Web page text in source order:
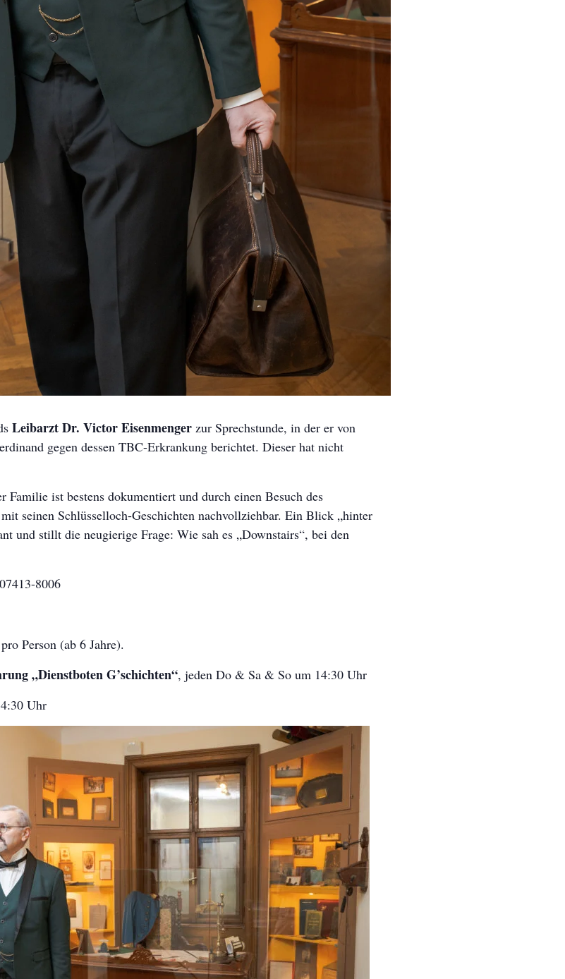
Leibarzt Dr. Victor Eisenmenger zur Sprechstunde, in der er von
gegen dessen TBC-Erkrankung berichtet. Dieser hat nicht
Familie ist bestens dokumentiert und durch einen Besuch des
seinen Schlüsselloch-Geschichten nachvollziehbar. Ein Blick „hinter
und stillt die neugierige Frage: Wie sah es „Downstairs“, bei den
8006
Person (ab 6 Jahre).
„Dienstboten G’schichten“, jeden Do & Sa & So um 14:30 Uhr
Uhr